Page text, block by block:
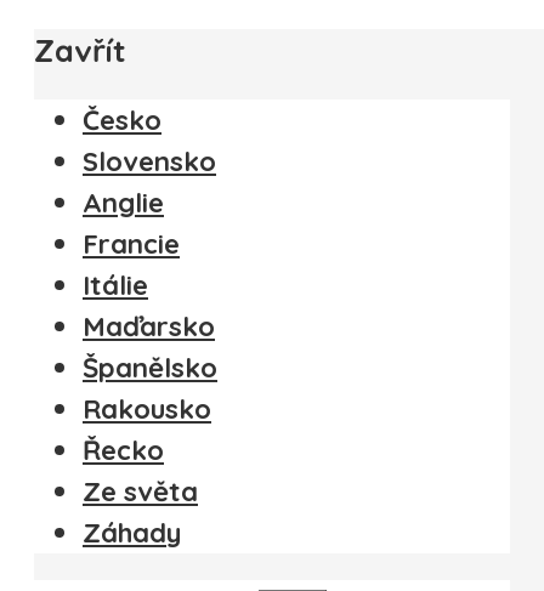
Zavřít
Česko
Slovensko
Anglie
Francie
Itálie
Maďarsko
Španělsko
Rakousko
Řecko
Ze světa
Záhady